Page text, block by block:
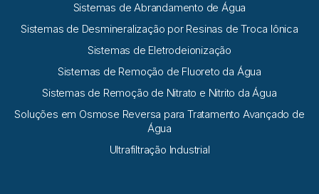
Sistemas de Abrandamento de Água
Sistemas de Desmineralização por Resinas de Troca Iônica
Sistemas de Eletrodeionização
Sistemas de Remoção de Fluoreto da Água
Sistemas de Remoção de Nitrato e Nitrito da Água
Soluções em Osmose Reversa para Tratamento Avançado de
Água
Ultrafiltração Industrial